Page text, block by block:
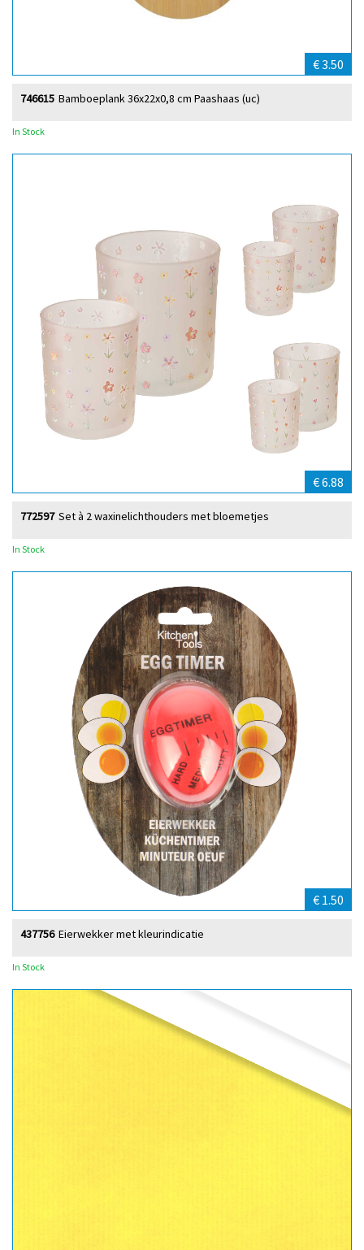
€ 3.50
Bamboeplank 36x22x0,8 cm Paashaas (uc)
746615
In Stock
€ 6.88
Set à 2 waxinelichthouders met bloemetjes
772597
In Stock
€ 1.50
Eierwekker met kleurindicatie
437756
In Stock